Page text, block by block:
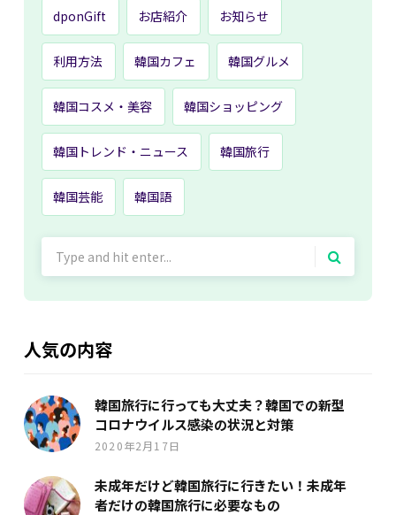
dponGift お店紹介 お知らせ
利用方法 韓国カフェ 韓国グルメ
韓国コスメ・美容 韓国ショッピング
韓国トレンド・ニュース 韓国旅行
韓国芸能 韓国語
人気の内容
韓国旅行に行っても大丈夫？韓国での新型
コロナウイルス感染の状況と対策
2020年2月17日
未成年だけど韓国旅行に行きたい！未成年
者だけの韓国旅行に必要なもの